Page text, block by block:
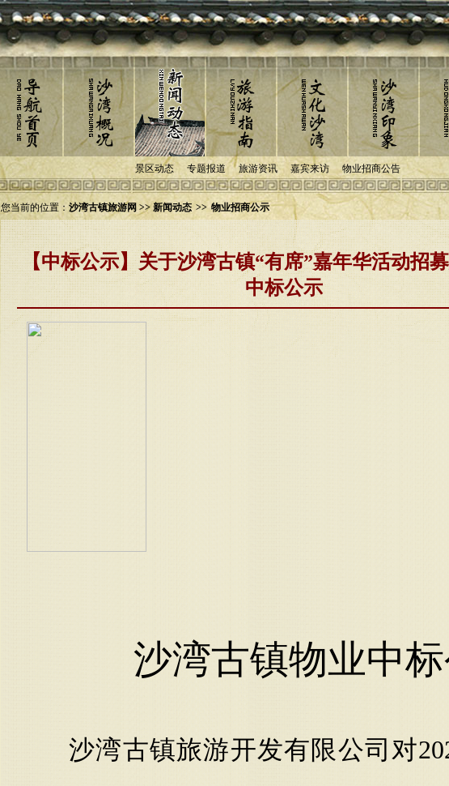
景区动态 专题报道 旅游资讯 嘉宾来访 物业招商公告
您当前的位置： 沙湾古镇旅游网 >> 新闻动态 >> 物业招商公示
【中标公示】关于沙湾古镇“有席”嘉年华活动招
中标公示
沙湾古镇物业中
沙湾古镇旅游开发有限公司对